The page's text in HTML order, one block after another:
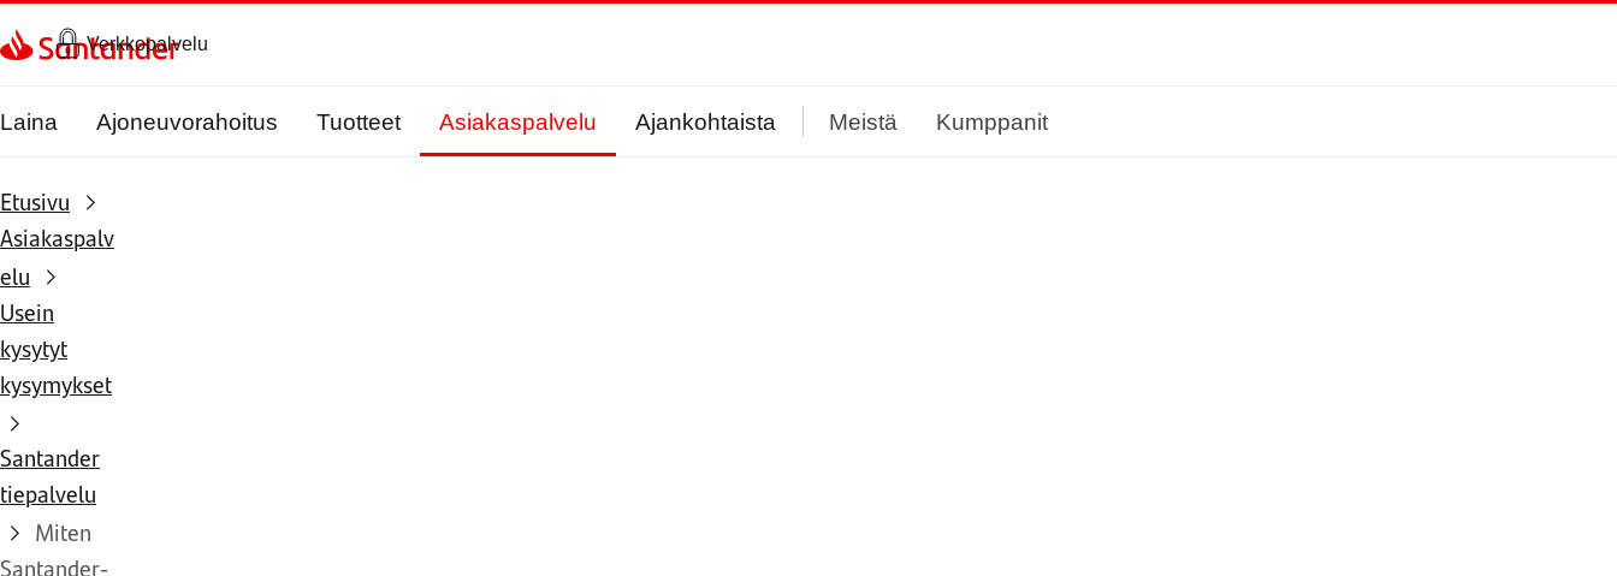
Siirry sivulle
Verkkopalvelu
Laina Ajoneuvorahoitus Tuotteet Asiakaspalvelu Ajankohtaista Meistä Kumppanit
Etusivu
Asiakaspalv
elu
Usein
kysytyt
kysymykset
Santander
tiepalvelu
Miten
Santander-